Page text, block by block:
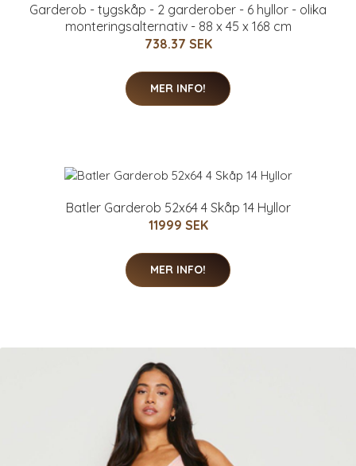
Garderob - tygskåp - 2 garderober - 6 hyllor - olika
monteringsalternativ - 88 x 45 x 168 cm
738.37 SEK
MER INFO!
Batler Garderob 52x64 4 Skåp 14 Hyllor
11999 SEK
MER INFO!